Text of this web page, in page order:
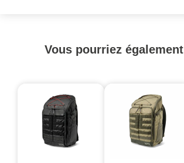
Vous pourriez également